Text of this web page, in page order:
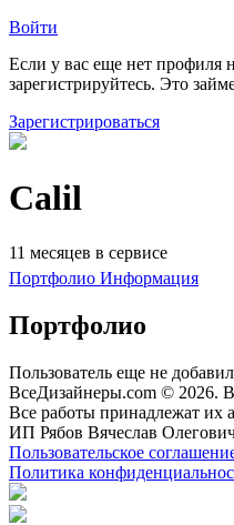
Войти
Если у вас еще нет профиля
зарегистрируйтесь. Это
Зарегистрироваться
Calil
11 месяцев в сервисе
Портфолио Информация
Портфолио
Пользователь еще не
ВсеДизайнеры.com © 2026.
Все работы принадлежат их
ИП Рябов Вячеслав
Пользовательское
Политика